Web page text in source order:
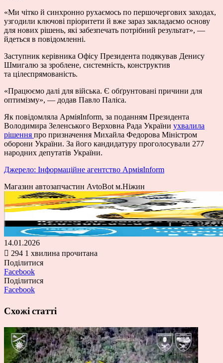
«Ми чітко й синхронно рухаємось по першочергових заходах,
узгодили ключові пріоритети й вже зараз закладаємо основу
для нових рішень, які забезпечать потрібний результат», —
йдеться в повідомленні.
Заступник керівника Офісу Президента подякував Денису
Шмигалю за зроблене, системність, конструктив
та цілеспрямованість.
«Працюємо далі для війська. Є обґрунтовані причини для
оптимізму», — додав Павло Паліса.
Як повідомляла АрміяInform, за поданням Президента
Володимира Зеленського Верховна Рада України ухвалила
рішення про призначення Михайла Федорова Міністром
оборони України. За його кандидатуру проголосували 277
народних депутатів України.
Джерело: Інформаційне агентство АрміяInform
Магазин автозапчастин AvtoBot м.Ніжин
14.01.2026
294 1 хвилина прочитана
Поділитися
Facebook
Поділитися
Facebook
Схожі статті